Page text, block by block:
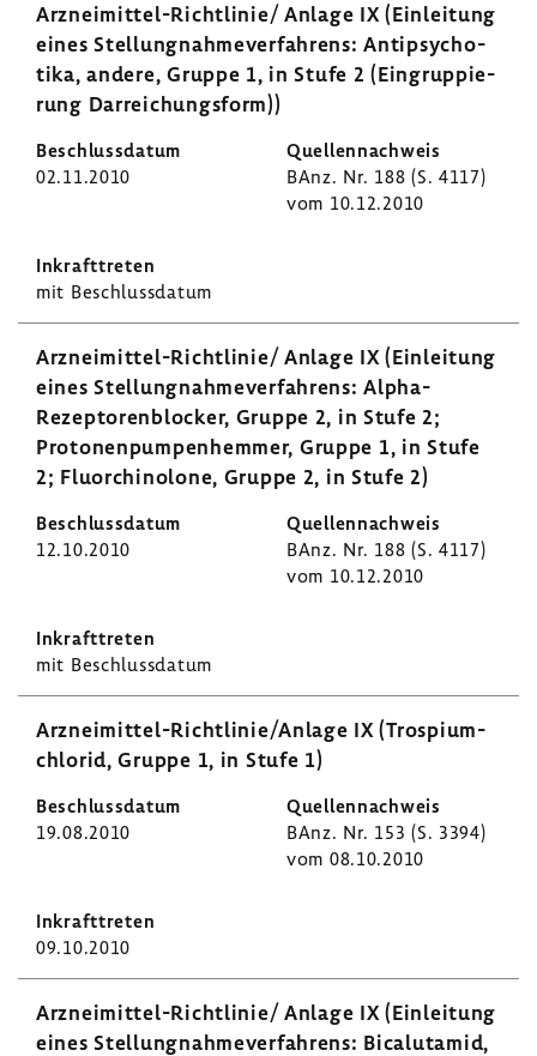
Arzneimittel-​Richtlinie/ Anlage IX (Einlei­tung
eines Stel­lung­nah­me­ver­fah­rens: Anti­psy­cho­
tika, andere, Gruppe 1, in Stufe 2 (Eingrup­pie­
rung Darrei­chungs­form))
02.11.2010
BAnz. Nr. 188 (S. 4117)
vom 10.12.2010
mit Beschluss­datum
Arzneimittel-​Richtlinie/ Anlage IX (Einlei­tung
eines Stel­lung­nah­me­ver­fah­rens: Alpha-​
Rezeptorenblocker, Gruppe 2, in Stufe 2;
Proto­nen­pum­pen­hemmer, Gruppe 1, in Stufe
2; Fluor­chi­no­lone, Gruppe 2, in Stufe 2)
12.10.2010
BAnz. Nr. 188 (S. 4117)
vom 10.12.2010
mit Beschluss­datum
Arzneimittel-​Richtlinie/Anlage IX (Trospi­um­
chlorid, Gruppe 1, in Stufe 1)
19.08.2010
BAnz. Nr. 153 (S. 3394)
vom 08.10.2010
09.10.2010
Arzneimittel-​Richtlinie/ Anlage IX (Einlei­tung
eines Stel­lung­nah­me­ver­fah­rens: Bica­lut­amid,